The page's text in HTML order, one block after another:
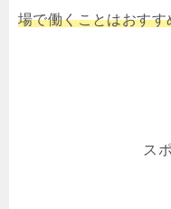
場で働くことはおすす
ス